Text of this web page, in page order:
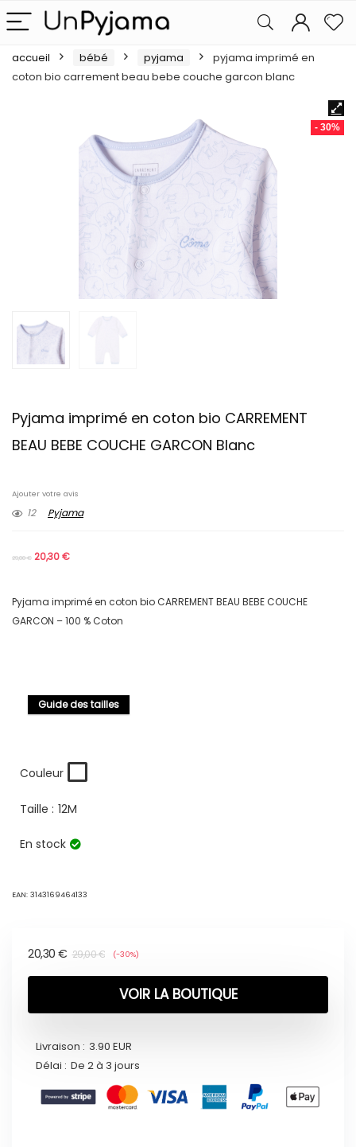
accueil bébé pyjama
pyjama imprimé en
coton bio carrement beau bebe couche garcon blanc
- 30%
Pyjama imprimé en coton bio CARREMENT
BEAU BEBE COUCHE GARCON Blanc
Ajouter votre avis
12 Pyjama
29,00€ 20,30€
Pyjama imprimé en coton bio CARREMENT BEAU BEBE COUCHE
GARCON – 100 % Coton
Guide des tailles
Couleur
Taille : 12M
En stock
EAN: 3143169464133
29,00€
20,30 € (-30%)
VOIR LA BOUTIQUE
Livraison : 3.90 EUR
Délai : De 2 à 3 jours